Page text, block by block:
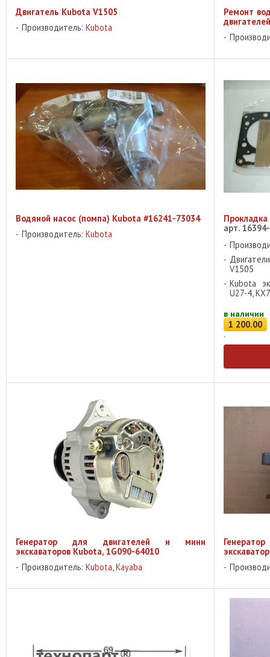
Двигатель Kubota V1505
Производитель: Kubota
Ремонт
Водяной насос (помпа) Kubota #16241-73034
Производитель: Kubota
арт.
V1505
Kubota
U27-4,
в наличии
1 200.00
.
Генератор для двигателей и мини
экскаваторов Kubota, 1G090-64010
Производитель: Kubota,Kayaba